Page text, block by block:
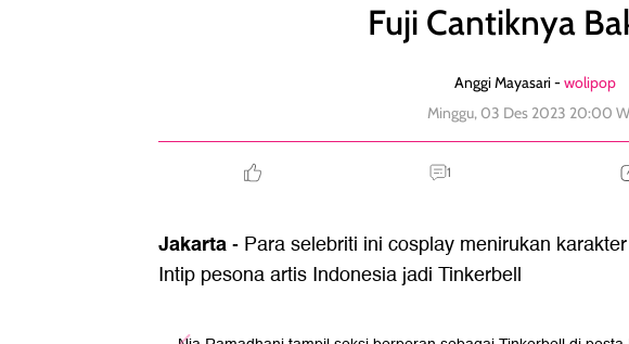
Fuji Cantiknya
Anggi Mayasari -wolipop
Minggu, 03 Des 2023 20:00
1
Jakarta- Para selebriti ini cosplay menirukan
Intip pesona artis Indonesia jadi Tinkerbell